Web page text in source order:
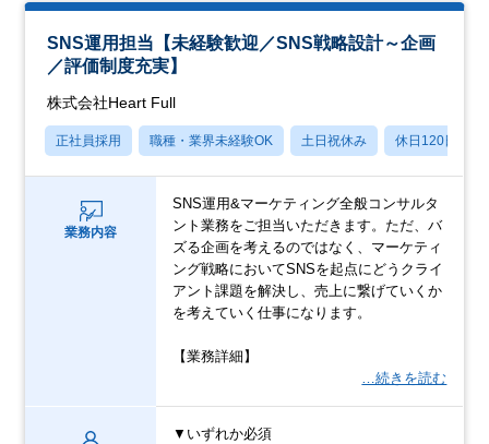
SNS運用担当【未経験歓迎／SNS戦略設計～企画
／評価制度充実】
株式会社Heart Full
正社員採用 職種・業界未経験OK 土日祝休み 休日120日以上
業務内容
SNS運用&マーケティング全般コンサルタ
ント業務をご担当いただきます。ただ、バ
ズる企画を考えるのではなく、マーケティ
ング戦略においてSNSを起点にどうクライ
アント課題を解決し、売上に繋げていくか
を考えていく仕事になります。
【業務詳細】
…続きを読む
▼いずれか必須